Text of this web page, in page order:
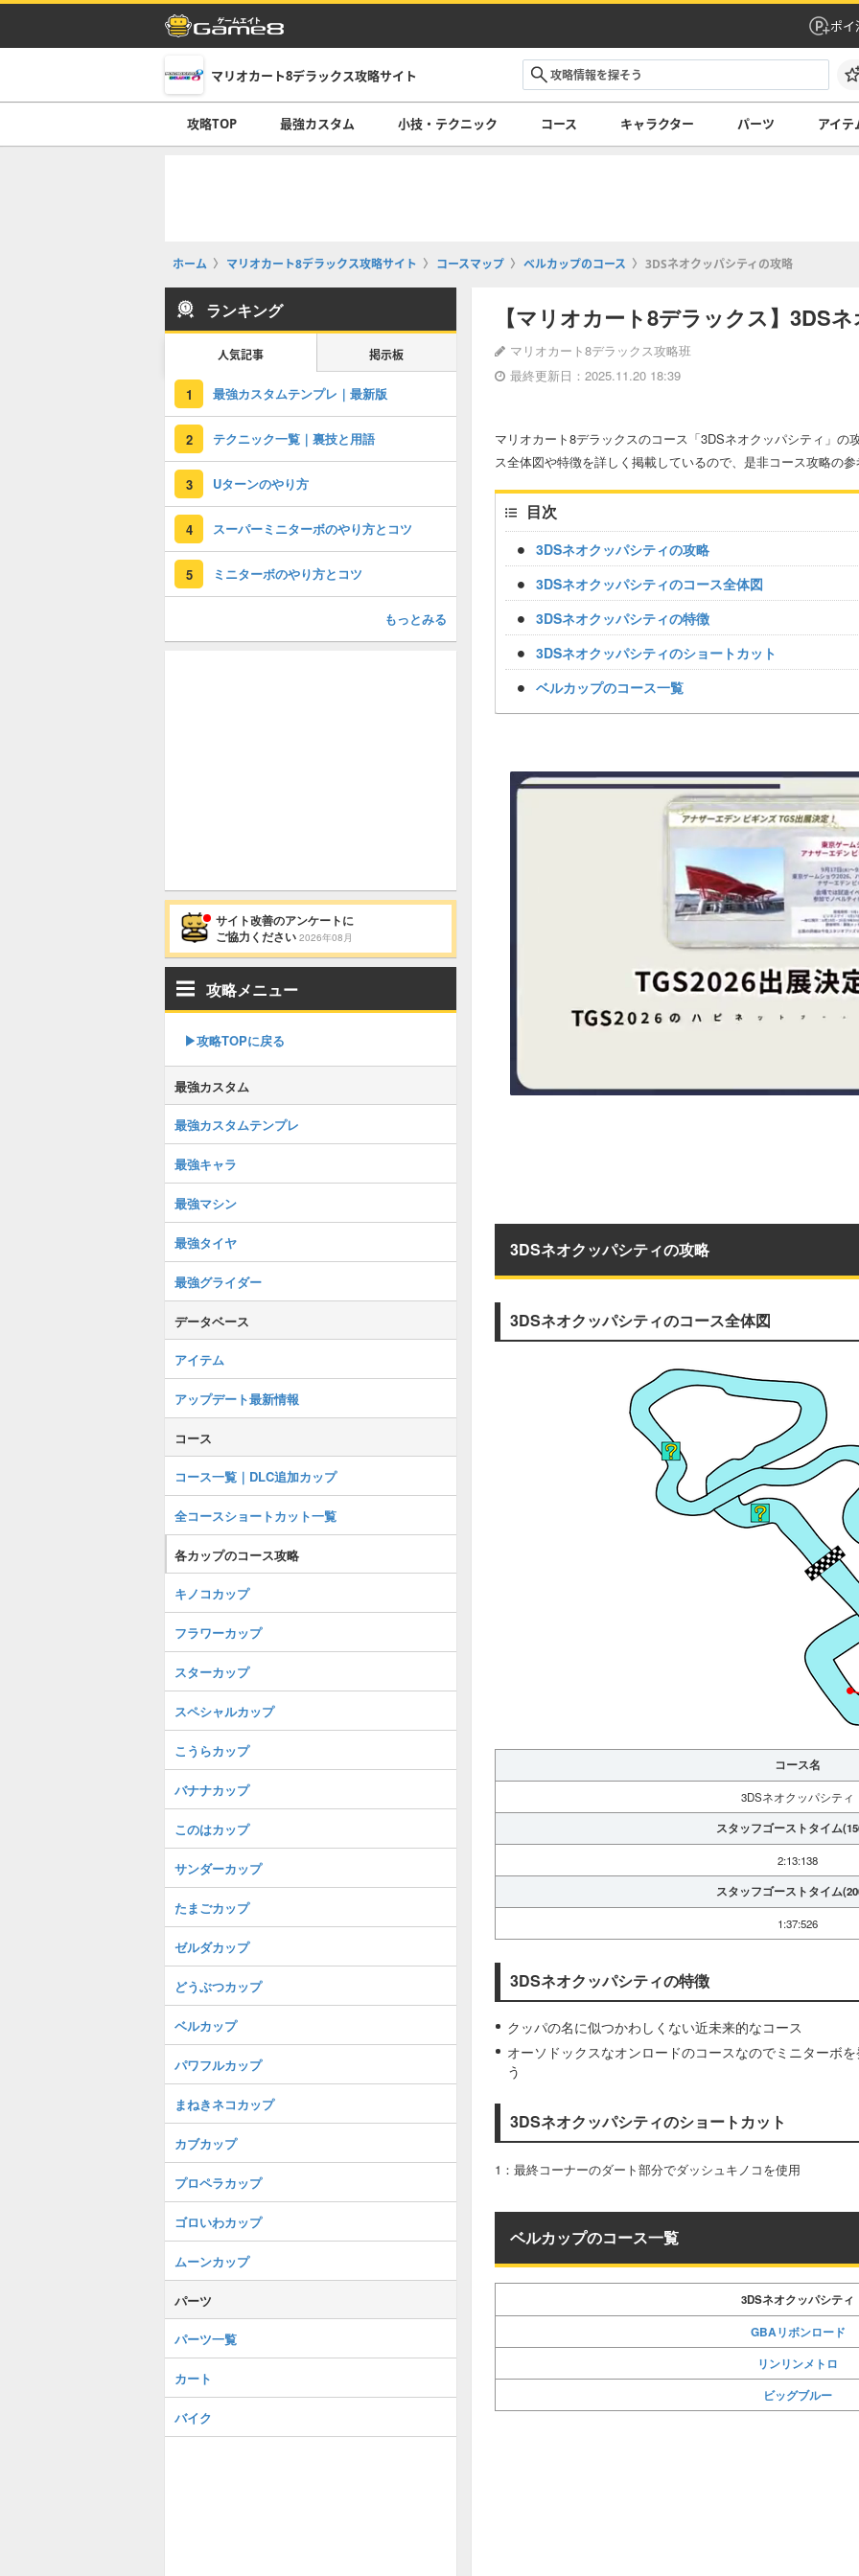
ポイ
マリオカート8デラックス攻略サイト
攻略TOP 最強カスタム 小技・テクニック コース キャラクター パーツ アイテ
ホーム マリオカート8デラックス攻略サイト コースマップ ベルカップのコース 3DSネオクッパシティの攻略
【マリオカート8デラックス】3DS
マリオカート8デラックス攻略班
最終更新日：2025.11.20 18:39
マリオカート8デラックスのコース「3DSネオクッパシティ」の
ス全体図や特徴を詳しく掲載しているので、是非コース攻略の参
目次
3DSネオクッパシティの攻略
3DSネオクッパシティのコース全体図
3DSネオクッパシティの特徴
3DSネオクッパシティのショートカット
ベルカップのコース一覧
3DSネオクッパシティの攻略
3DSネオクッパシティのコース全体図
コース名
3DSネオクッパシティ
スタッフゴーストタイム
2:13:138
スタッフゴーストタイム
1:37:526
3DSネオクッパシティの特徴
クッパの名に似つかわしくない近未来的なコース
オーソドックスなオンロードのコースなのでミニターボ
う
3DSネオクッパシティのショートカット
1：最終コーナーのダート部分でダッシュキノコを使用
ベルカップのコース一覧
3DSネオクッパシティ
GBAリボンロード
リンリンメトロ
ビッグブルー
ランキング
人気記事 掲示板
1 最強カスタムテンプレ｜最新版
2 テクニック一覧｜裏技と用語
3 Uターンのやり方
4 スーパーミニターボのやり方とコツ
5 ミニターボのやり方とコツ
もっとみる
サイト改善のアンケートに
ご協力ください 2026年08月
攻略メニュー
▶︎攻略TOPに戻る
最強カスタム
最強カスタムテンプレ
最強キャラ
最強マシン
最強タイヤ
最強グライダー
データベース
アイテム
アップデート最新情報
コース
コース一覧｜DLC追加カップ
全コースショートカット一覧
各カップのコース攻略
キノコカップ
フラワーカップ
スターカップ
スペシャルカップ
こうらカップ
バナナカップ
このはカップ
サンダーカップ
たまごカップ
ゼルダカップ
どうぶつカップ
ベルカップ
パワフルカップ
まねきネコカップ
カブカップ
プロペラカップ
ゴロいわカップ
ムーンカップ
パーツ
パーツ一覧
カート
バイク